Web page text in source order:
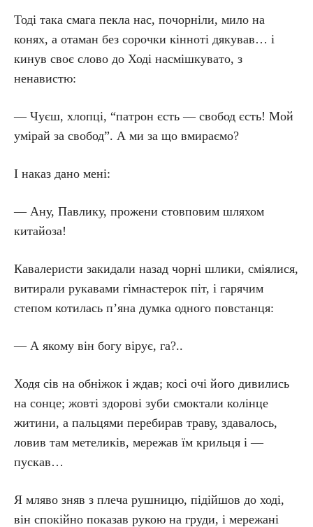
Тоді така смага пекла нас, почорніли, мило на
конях, а отаман без сорочки кінноті дякував… і
кинув своє слово до Ході насмішкувато, з
ненавистю:
— Чуєш, хлопці, “патрон єсть — свобод єсть! Мой
умірай за свобод”. А ми за що вмираємо?
І наказ дано мені:
— Ану, Павлику, прожени стовповим шляхом
китайоза!
Кавалеристи закидали назад чорні шлики, сміялися,
витирали рукавами гімнастерок піт, і гарячим
степом котилась п’яна думка одного повстанця:
— А якому він богу вірує, га?..
Ходя сів на обніжок і ждав; косі очі його дивились
на сонце; жовті здорові зуби смоктали колінце
житини, а пальцями перебирав траву, здавалось,
ловив там метеликів, мережав їм крильця і —
пускав…
Я мляво зняв з плеча рушницю, підійшов до ході,
він спокійно показав рукою на груди, і мережані